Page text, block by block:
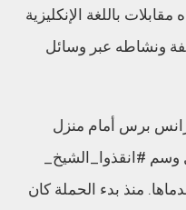
باللغة الإنكليزية
ونشاطه عبر وسائل
برس أمام منزل
#انقذوا_الشيخ_
منذ بدء الحملة كان